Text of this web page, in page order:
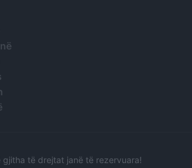
gjitha të drejtat janë të rezervuara!